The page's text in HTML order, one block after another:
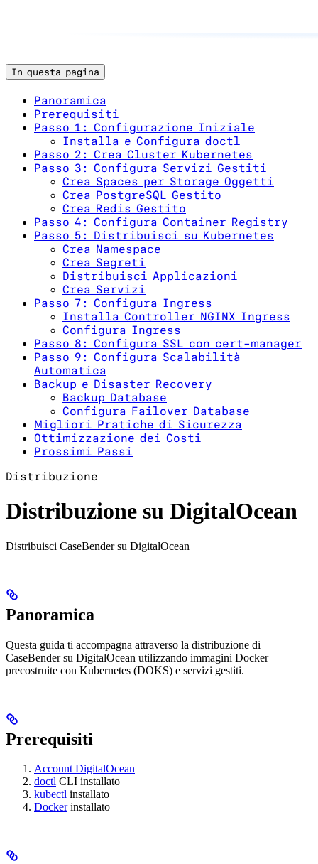
In questa pagina
Panoramica
Prerequisiti
Passo 1: Configurazione Iniziale
Installa e Configura doctl
Passo 2: Crea Cluster Kubernetes
Passo 3: Configura Servizi Gestiti
Crea Spaces per Storage Oggetti
Crea PostgreSQL Gestito
Crea Redis Gestito
Passo 4: Configura Container Registry
Passo 5: Distribuisci su Kubernetes
Crea Namespace
Crea Segreti
Distribuisci Applicazioni
Crea Servizi
Passo 7: Configura Ingress
Installa Controller NGINX Ingress
Configura Ingress
Passo 8: Configura SSL con cert-manager
Passo 9: Configura Scalabilità
Automatica
Backup e Disaster Recovery
Backup Database
Configura Failover Database
Migliori Pratiche di Sicurezza
Ottimizzazione dei Costi
Prossimi Passi
Distribuzione
Distribuzione su DigitalOcean
Distribuisci CaseBender su DigitalOcean
Panoramica
Questa guida ti accompagna attraverso la distribuzione di
CaseBender su DigitalOcean utilizzando immagini Docker
precostruite con Kubernetes (DOKS) e servizi gestiti.
Prerequisiti
Account DigitalOcean
doctl CLI installato
kubectl installato
Dockerinstallato